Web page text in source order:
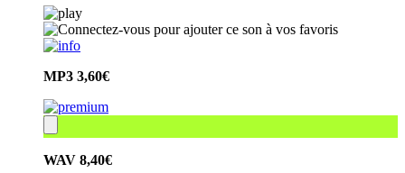
MP3 3,60€
WAV 8,40€